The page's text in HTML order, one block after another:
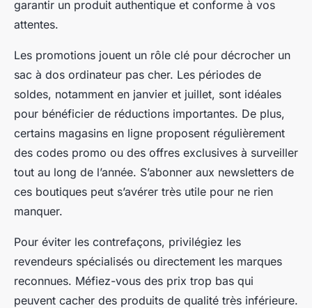
garantir un produit authentique et conforme à vos
attentes.
Les promotions jouent un rôle clé pour décrocher un
sac à dos ordinateur pas cher. Les périodes de
soldes, notamment en janvier et juillet, sont idéales
pour bénéficier de réductions importantes. De plus,
certains magasins en ligne proposent régulièrement
des codes promo ou des offres exclusives à surveiller
tout au long de l’année. S’abonner aux newsletters de
ces boutiques peut s’avérer très utile pour ne rien
manquer.
Pour éviter les contrefaçons, privilégiez les
revendeurs spécialisés ou directement les marques
reconnues. Méfiez-vous des prix trop bas qui
peuvent cacher des produits de qualité très inférieure.